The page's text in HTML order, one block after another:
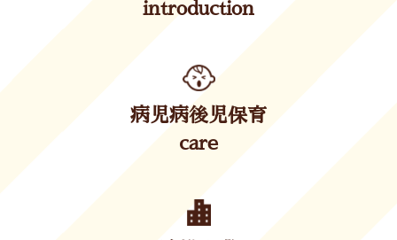
introduction
病児病後児保育
care